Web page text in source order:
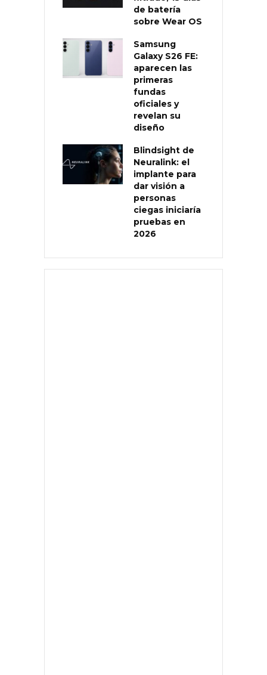
de batería
sobre Wear OS
Samsung
Galaxy S26 FE:
aparecen las
primeras
fundas
oficiales y
revelan su
diseño
Blindsight de
Neuralink: el
implante para
dar visión a
personas
ciegas iniciaría
pruebas en
2026